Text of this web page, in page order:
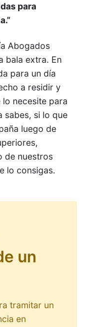
para
Abogados
bala extra. En
para un día
a residir y
necesite para
sabes, si lo que
luego de
de nuestros
lo consigas.
un
tramitar un
en